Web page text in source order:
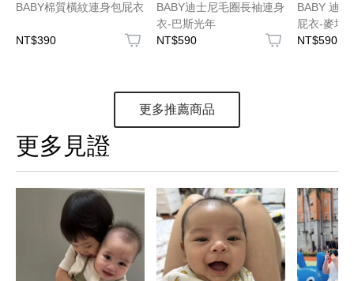
BABY棉質橫紋連身包屁衣
NT$390
BABY迪士尼毛圈長袖連身
衣-巴斯光年
NT$590
BABY 迪
屁衣-麥坤
NT$590
更多推薦商品
更多見證